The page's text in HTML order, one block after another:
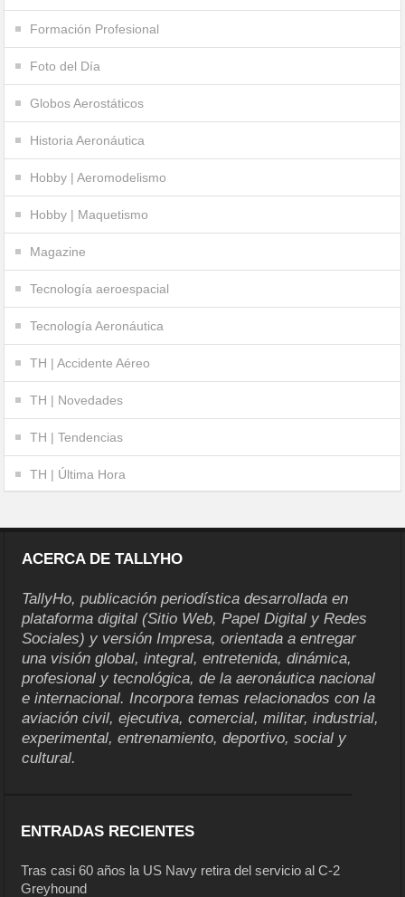
Formación Profesional
Foto del Día
Globos Aerostáticos
Historia Aeronáutica
Hobby | Aeromodelismo
Hobby | Maquetismo
Magazine
Tecnología aeroespacial
Tecnología Aeronáutica
TH | Accidente Aéreo
TH | Novedades
TH | Tendencias
TH | Última Hora
ACERCA DE TALLYHO
TallyHo, publicación periodística desarrollada en
plataforma digital (Sitio Web, Papel Digital y Redes
Sociales) y versión Impresa, orientada a entregar
una visión global, integral, entretenida, dinámica,
profesional y tecnológica, de la aeronáutica nacional
e internacional. Incorpora temas relacionados con la
aviación civil, ejecutiva, comercial, militar, industrial,
experimental, entrenamiento, deportivo, social y
cultural.
ENTRADAS RECIENTES
Tras casi 60 años la US Navy retira del servicio al C-2
Greyhound